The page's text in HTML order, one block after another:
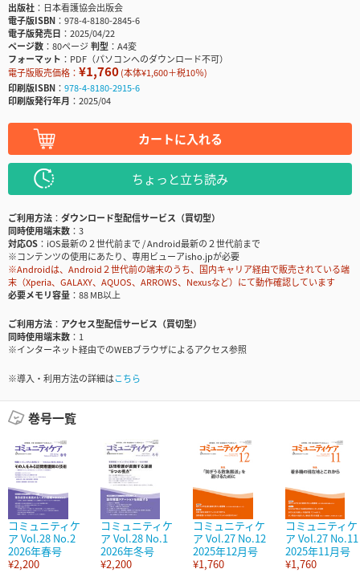
出版社
日本看護協会出版会
電子版ISBN
978-4-8180-2845-6
電子版発売日
2025/04/22
ページ数
80ページ判型
A4変
フォーマット
PDF（パソコンへのダウンロード不可）
電子版販売価格： ¥1,760(本体¥1,600＋税10％)
印刷版ISBN
978-4-8180-2915-6
印刷版発行年月
2025/04
カートに入れる
ちょっと立ち読み
ご利用方法
ダウンロード型配信サービス（買切型）
同時使用端末数
3
対応OS
iOS最新の２世代前まで / Android最新の２世代前まで
※コンテンツの使用にあたり、専用ビューアisho.jpが必要
※Androidは、Android２世代前の端末のうち、国内キャリア経由で販売されている端
末（Xperia、GALAXY、AQUOS、ARROWS、Nexusなど）にて動作確認しています
必要メモリ容量
88 MB以上
ご利用方法
アクセス型配信サービス（買切型）
同時使用端末数
1
※インターネット経由でのWEBブラウザによるアクセス参照
※導入・利用方法の詳細はこちら
巻号一覧
コミュニティケ
ア Vol.28 No.2
2026年春号
¥2,200
コミュニティケ
ア Vol.28 No.1
2026年冬号
¥2,200
コミュニティケ
ア Vol.27 No.12
2025年12月号
¥1,760
コミュニティケ
ア Vol.27 No.11
2025年11月号
¥1,760